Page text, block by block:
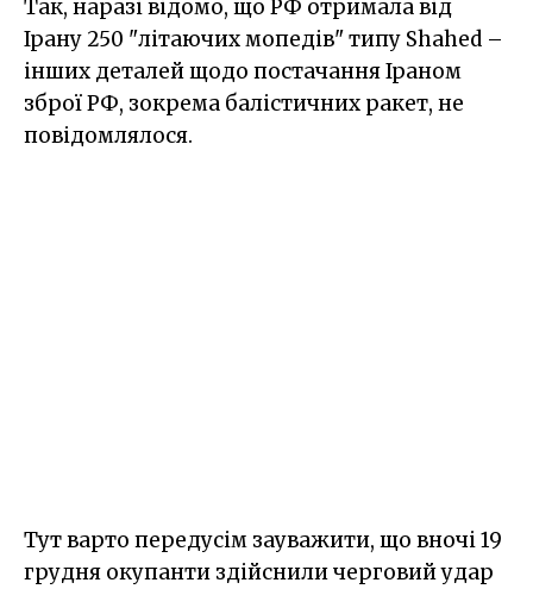
Так, наразі відомо, що РФ отримала від
Ірану 250 "літаючих мопедів" типу Shahed –
інших деталей щодо постачання Іраном
зброї РФ, зокрема балістичних ракет, не
повідомлялося.
Тут варто передусім зауважити, що вночі 19
грудня окупанти здійснили черговий удар